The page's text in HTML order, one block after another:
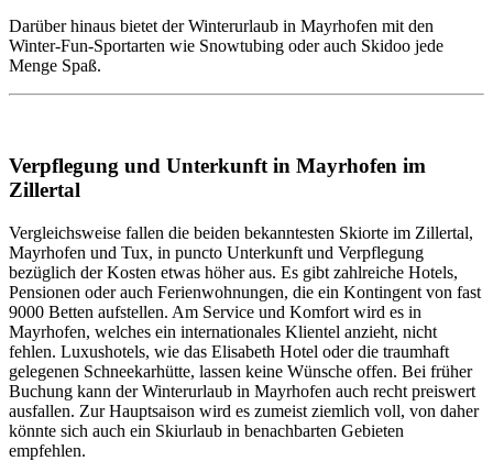
Darüber hinaus bietet der Winterurlaub in Mayrhofen mit den
Winter-Fun-Sportarten wie Snowtubing oder auch Skidoo jede
Menge Spaß.
Verpflegung und Unterkunft in Mayrhofen im
Zillertal
Vergleichsweise fallen die beiden bekanntesten Skiorte im Zillertal,
Mayrhofen und Tux, in puncto Unterkunft und Verpflegung
bezüglich der Kosten etwas höher aus. Es gibt zahlreiche Hotels,
Pensionen oder auch Ferienwohnungen, die ein Kontingent von fast
9000 Betten aufstellen. Am Service und Komfort wird es in
Mayrhofen, welches ein internationales Klientel anzieht, nicht
fehlen. Luxushotels, wie das Elisabeth Hotel oder die traumhaft
gelegenen Schneekarhütte, lassen keine Wünsche offen. Bei früher
Buchung kann der Winterurlaub in Mayrhofen auch recht preiswert
ausfallen. Zur Hauptsaison wird es zumeist ziemlich voll, von daher
könnte sich auch ein Skiurlaub in benachbarten Gebieten
empfehlen.